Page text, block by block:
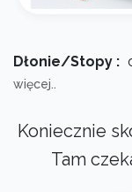
Dłonie/Stopy :
więcej..
Koniecznie
Tam